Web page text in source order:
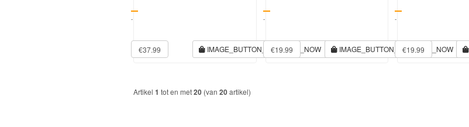
-
€37.99 IMAGE_BUTTON_RESERVE_NOW
-
€19.99 IMAGE_BUTTON_RESERVE_NOW
-
€19.99
Artikel1 tot en met20 (van20artikel)